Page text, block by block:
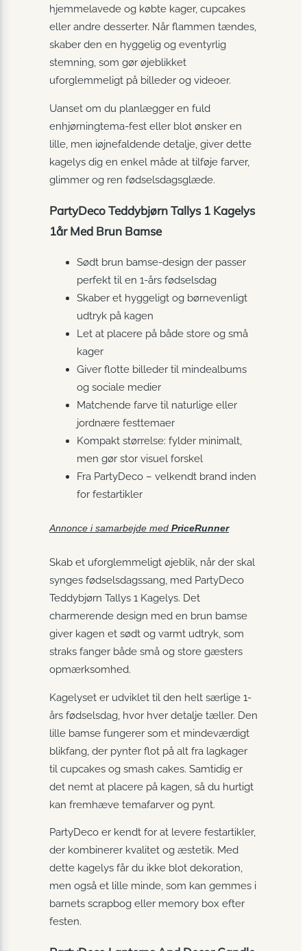
hjemmelavede og købte kager, cupcakes
eller andre desserter. Når flammen tændes,
skaber den en hyggelig og eventyrlig
stemning, som gør øjeblikket
uforglemmeligt på billeder og videoer.
Uanset om du planlægger en fuld
enhjørningtema-fest eller blot ønsker en
lille, men iøjnefaldende detalje, giver dette
kagelys dig en enkel måde at tilføje farver,
glimmer og ren fødselsdagsglæde.
PartyDeco Teddybjørn Tallys 1 Kagelys
1år Med Brun Bamse
Sødt brun bamse-design der passer
perfekt til en 1-års fødselsdag
Skaber et hyggeligt og børnevenligt
udtryk på kagen
Let at placere på både store og små
kager
Giver flotte billeder til mindealbums
og sociale medier
Matchende farve til naturlige eller
jordnære festtemaer
Kompakt størrelse: fylder minimalt,
men gør stor visuel forskel
Fra PartyDeco – velkendt brand inden
for festartikler
Annonce i samarbejde med PriceRunner
Skab et uforglemmeligt øjeblik, når der skal
synges fødselsdagssang, med PartyDeco
Teddybjørn Tallys 1 Kagelys. Det
charmerende design med en brun bamse
giver kagen et sødt og varmt udtryk, som
straks fanger både små og store gæsters
opmærksomhed.
Kagelyset er udviklet til den helt særlige 1-
års fødselsdag, hvor hver detalje tæller. Den
lille bamse fungerer som et mindeværdigt
blikfang, der pynter flot på alt fra lagkager
til cupcakes og smash cakes. Samtidig er
det nemt at placere på kagen, så du hurtigt
kan fremhæve temafarver og pynt.
PartyDeco er kendt for at levere festartikler,
der kombinerer kvalitet og æstetik. Med
dette kagelys får du ikke blot dekoration,
men også et lille minde, som kan gemmes i
barnets scrapbog eller memory box efter
festen.